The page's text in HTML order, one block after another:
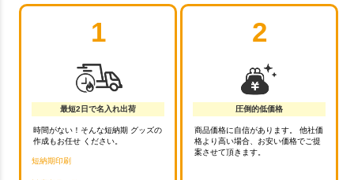
1
最短2日で名入れ出荷
時間がない！そんな短納期 グッズの
作成もお任せ ください。
短納期印刷
2
圧倒的低価格
商品価格に自信があります。 他社価
格より高い場合、お安い価格でご提
案させて頂きます。